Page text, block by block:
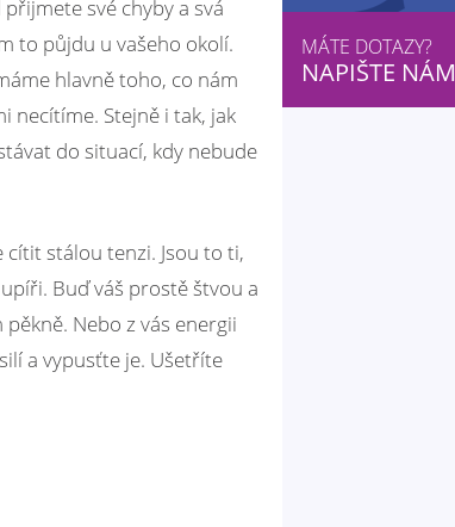
své chyby a svá
to půjdu u vašeho okolí.
hlavně toho, co nám
necítíme. Stejně i tak, jak
do situací, kdy nebude
stálou tenzi. Jsou to ti,
Buď váš prostě štvou a
Nebo z vás energii
a vypusťte je. Ušetříte
MÁTE DOTAZY?
NAPIŠTE NÁM